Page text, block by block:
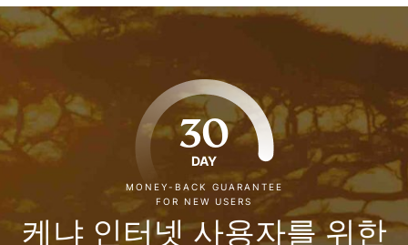
30
DAY
MONEY-BACK GUARANTEE
FOR NEW USERS
케냐 인터넷 사용자를 위한